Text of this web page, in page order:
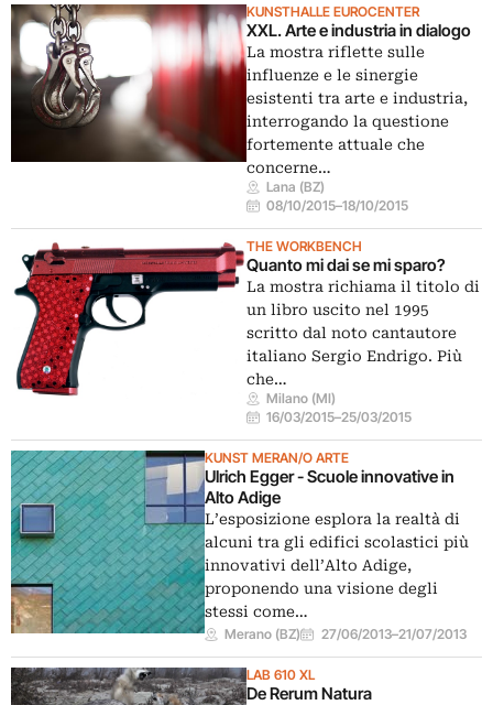
KUNSTHALLE EUROCENTER
XXL. Arte e industria in dialogo
La mostra riflette sulle
influenze e le sinergie
esistenti tra arte e industria,
interrogando la questione
fortemente attuale che
concerne…
Lana (BZ)
08/10/2015–18/10/2015
THE WORKBENCH
Quanto mi dai se mi sparo?
La mostra richiama il titolo di
un libro uscito nel 1995
scritto dal noto cantautore
italiano Sergio Endrigo. Più
che…
Milano (MI)
16/03/2015–25/03/2015
KUNST MERAN/O ARTE
Ulrich Egger - Scuole innovative in
Alto Adige
L’esposizione esplora la realtà di
alcuni tra gli edifici scolastici più
innovativi dell’Alto Adige,
proponendo una visione degli
stessi come…
Merano (BZ) 27/06/2013–21/07/2013
LAB 610 XL
De Rerum Natura